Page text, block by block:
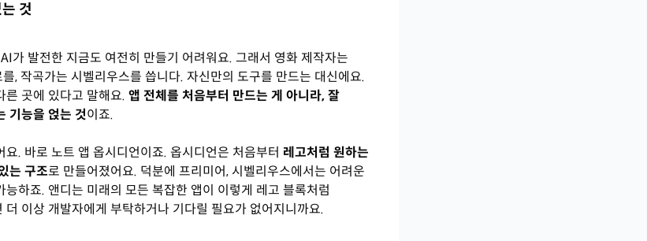
것
가 발전한 지금도 여전히 만들기 어려워요. 그래서 영화 제작자는
, 작곡가는 시벨리우스를 씁니다. 자신만의 도구를 만드는 대신에요.
른 곳에 있다고 말해요.앱 전체를 처음부터 만드는 게 아니라, 잘
기능을 얹는 것이죠.
. 바로 노트 앱 옵시디언이죠. 옵시디언은 처음부터 레고처럼 원하는
는 구조로 만들어졌어요. 덕분에 프리미어, 시벨리우스에서는 어려운
하죠. 앤디는 미래의 모든 복잡한 앱이 이렇게 레고 블록처럼
이상 개발자에게 부탁하거나 기다릴 필요가 없어지니까요.